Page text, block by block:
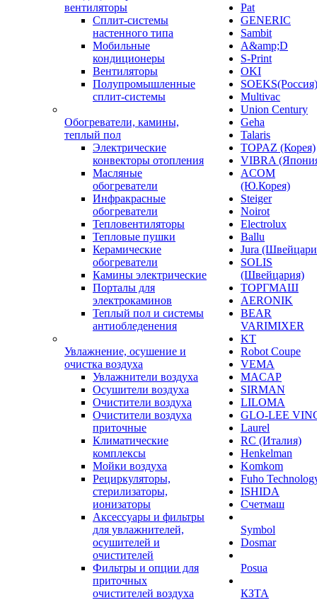
вентиляторы
Сплит-системы
настенного типа
Мобильные
кондиционеры
Вентиляторы
Полупромышленные
сплит-системы
Обогреватели, камины,
теплый пол
Электрические
конвекторы отопления
Масляные
обогреватели
Инфракрасные
обогреватели
Тепловентиляторы
Тепловые пушки
Керамические
обогреватели
Камины электрические
Порталы для
электрокаминов
Теплый пол и системы
антиобледенения
Увлажнение, осушение и
очистка воздуха
Увлажнители воздуха
Осушители воздуха
Очистители воздуха
Очистители воздуха
приточные
Климатические
комплексы
Мойки воздуха
Рециркуляторы,
стерилизаторы,
ионизаторы
Аксессуары и фильтры
для увлажнителей,
осушителей и
очистителей
Фильтры и опции для
приточных
очистителей воздуха
Pat
GENERIC
Sambit
A&amp;D
S-Print
OKI
SOEKS(Россия)
Multivac
Union Century
Geha
Talaris
TOPAZ (Корея)
VIBRA
ACOM
(Ю.Корея)
Steiger
Noirot
Electrolux
Ballu
Jura
SOLIS
(Швейцария)
ТОРГМАШ
AERONIK
BEAR
VARIMIXER
KT
Robot Coupe
VEMA
MACAP
SIRMAN
LILOMA
GLO-LEE
Laurel
RC (Италия)
Henkelman
Komkom
Fuho
ISHIDA
Счетмаш
Symbol
Dosmar
Posua
КЗТА